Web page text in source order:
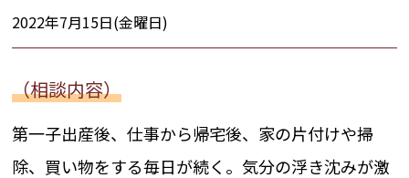
2022年7月15日(金曜日)
（相談内容）
第一子出産後、仕事から帰宅後、家の片付けや掃
除、買い物をする毎日が続く。気分の浮き沈みが激